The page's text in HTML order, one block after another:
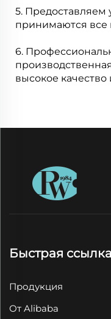
5. Предоставляем
принимаются все
6.
высокое
Быстрая ссылка
Продукция
От Alibaba